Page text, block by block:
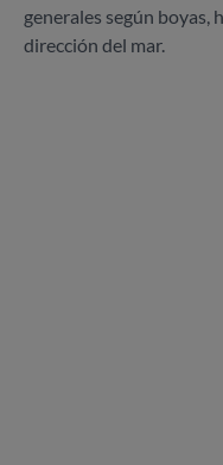
generales según boyas,
dirección del mar.